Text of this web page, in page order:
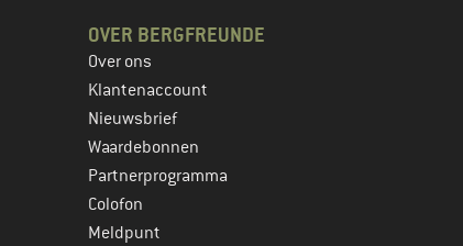
OVER BERGFREUNDE
Over ons
Klantenaccount
Nieuwsbrief
Waardebonnen
Partnerprogramma
Colofon
Meldpunt